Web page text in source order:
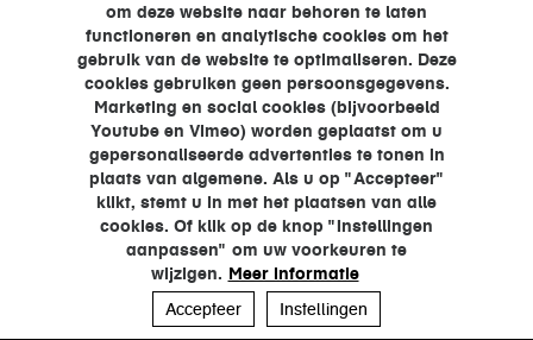
om deze website naar behoren te laten
functioneren en analytische cookies om het
gebruik van de website te optimaliseren. Deze
cookies gebruiken geen persoonsgegevens.
Marketing en social cookies (bijvoorbeeld
Youtube en Vimeo) worden geplaatst om u
gepersonaliseerde advertenties te tonen in
plaats van algemene. Als u op "Accepteer"
klikt, stemt u in met het plaatsen van alle
cookies. Of klik op de knop "Instellingen
aanpassen" om uw voorkeuren te
wijzigen. Meer informatie
Accepteer
Instellingen